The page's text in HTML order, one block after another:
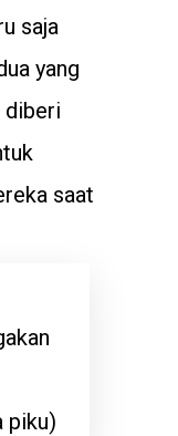
saja
yang
diberi
saat
piku)